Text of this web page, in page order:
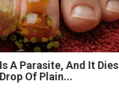
A Parasite, And It Dies
Of Plain...